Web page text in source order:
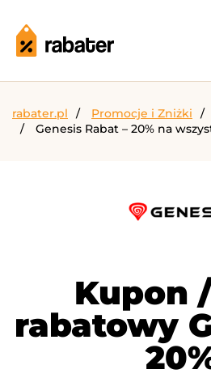
rabater.pl Promocje i Zniżki
Genesis Rabat – 20% na
Kupon
rabatowy